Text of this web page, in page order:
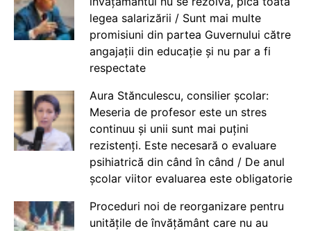
legea salarizării / Sunt mai multe
promisiuni din partea Guvernului către
angajații din educație și nu par a fi
respectate
Aura Stănculescu, consilier școlar:
Meseria de profesor este un stres
continuu și unii sunt mai puțini
rezistenți. Este necesară o evaluare
psihiatrică din când în când / De anul
școlar viitor evaluarea este obligatorie
Proceduri noi de reorganizare pentru
unitățile de învățământ care nu au